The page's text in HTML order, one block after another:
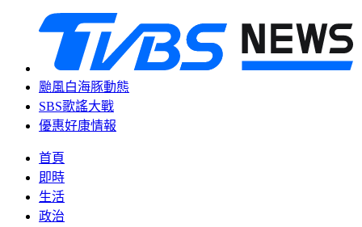
颱風白海豚動態
SBS歌謠大戰
優惠好康情報
首頁
即時
生活
政治